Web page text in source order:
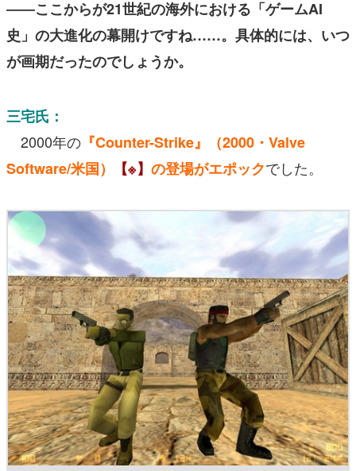
――ここからが21世紀の海外における「ゲームAI
史」の大進化の幕開けですね……。具体的には、いつ
が画期だったのでしょうか。
三宅氏：
2000年の 『Counter-Strike』（2000・Valve
Software/米国）
【※】 の登場がエポックでした。